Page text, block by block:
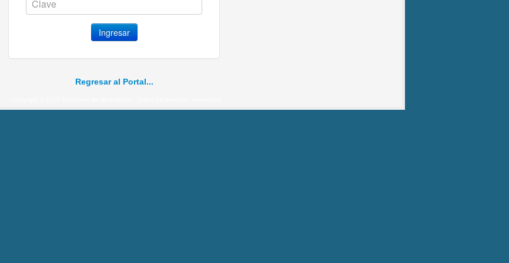
Ingresar
Regresar al Portal...